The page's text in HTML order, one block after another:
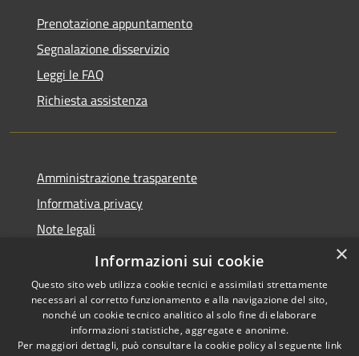
Prenotazione appuntamento
Segnalazione disservizio
Leggi le FAQ
Richiesta assistenza
Amministrazione trasparente
Informativa privacy
Note legali
Dichiarazione di accessibilità
Copyright © 2026 • Comune di
×
Informazioni sui cookie
Questo sito web utilizza cookie tecnici e assimilati strettamente
necessari al corretto funzionamento e alla navigazione del sito,
nonché un cookie tecnico analitico al solo fine di elaborare
informazioni statistiche, aggregate e anonime.
Per maggiori dettagli, può consultare la cookie policy al seguente link